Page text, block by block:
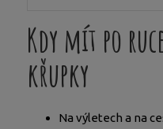
Kdy mít po
křupky
Na výletech a na